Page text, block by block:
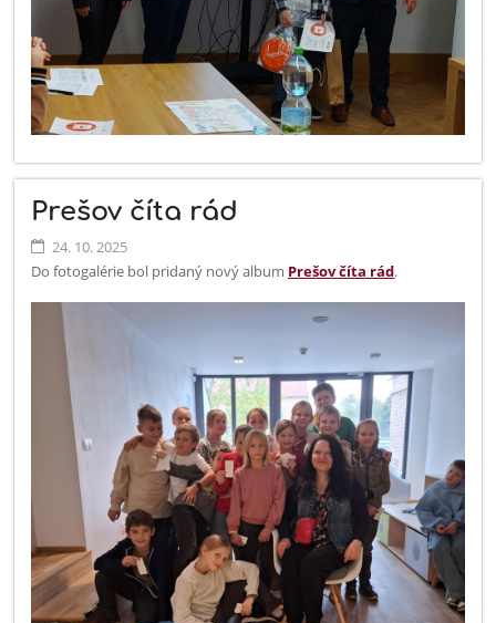
Prešov číta rád
24. 10. 2025
Do fotogalérie bol pridaný nový album Prešov číta rád.